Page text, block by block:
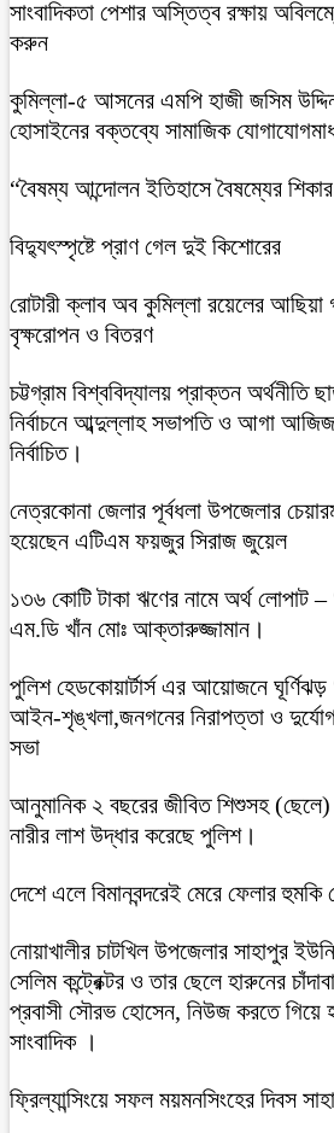
সাংবাদিকতা পেশার অস্তিত্ব রক্ষায়
করুন
কুমিল্লা-৫ আসনের এমপি হাজী জসিম
হোসাইনের বক্তব্যে সামাজিক
“বৈষম্য আন্দোলন ইতিহাসে বৈষম্যের
বিদ্যুৎস্পৃষ্টে প্রাণ গেল দুই কিশোরের
রোটারী ক্লাব অব কুমিল্লা রয়েলের আছিয়া
বৃক্ষরোপন ও বিতরণ
চট্টগ্রাম বিশ্ববিদ্যালয় প্রাক্তন অর্থনীতি
নির্বাচনে আব্দুল্লাহ সভাপতি ও আগা
নির্বাচিত।
নেত্রকোনা জেলার পূর্বধলা উপজেলার
হয়েছেন এটিএম ফয়জুর সিরাজ জুয়েল
১৩৬ কোটি টাকা ঋণের নামে অর্থ
এম.ডি খাঁন মোঃ আক্তারুজ্জামান।
পুলিশ হেডকোয়ার্টার্স এর আয়োজনে ঘূর্ণিঝড়
আইন-শৃঙ্খলা,জনগনের নিরাপত্তা ও
সভা
আনুমানিক ২ বছরের জীবিত শিশুসহ
নারীর লাশ উদ্ধার করেছে পুলিশ।
দেশে এলে বিমানবন্দরেই মেরে ফেলার হুমকি
নোয়াখালীর চাটখিল উপজেলার সাহাপুর
সেলিম কন্ট্রেক্টর ও তার ছেলে হারুনের
প্রবাসী সৌরভ হোসেন, নিউজ করতে গিয়ে
সাংবাদিক ।
ফ্রিল্যান্সিংয়ে সফল ময়মনসিংহের দিবস